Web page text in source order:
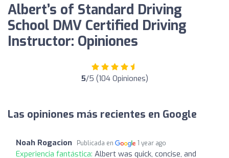
Albert’s of Standard Driving
School DMV Certified Driving
Instructor: Opiniones
5/5 (104 Opiniones)
Las opiniones más recientes en Google
Noah Rogacion Publicada en 1 year ago
Experiencia fantástica: Albert was quick, concise, and